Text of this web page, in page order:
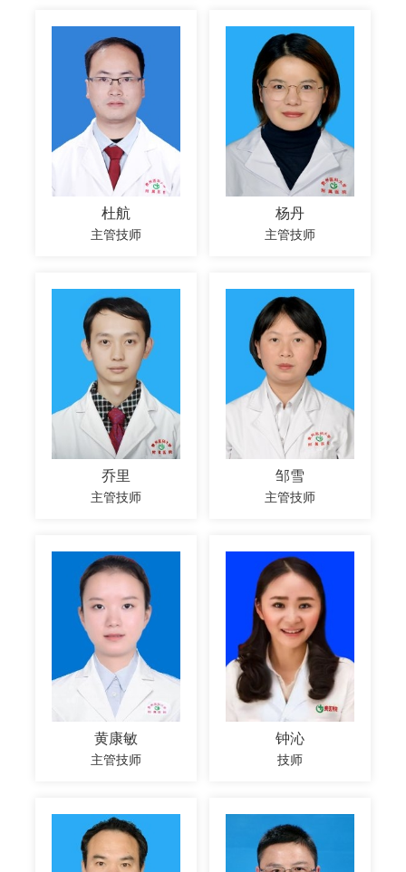
杜航
主管技师
杨丹
主管技师
乔里
主管技师
邹雪
主管技师
黄康敏
主管技师
钟沁
技师